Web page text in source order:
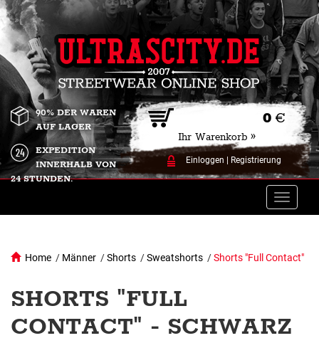
0 €
Ihr Warenkorb »
Einloggen Registrierung
90% DER WAREN
AUF LAGER
EXPEDITION
INNERHALB VON
24 STUNDEN.
Toggle
Home / Männer /Shorts /Sweatshorts /Shorts "Full Contact"
SHORTS "FULL
CONTACT" - SCHWARZ